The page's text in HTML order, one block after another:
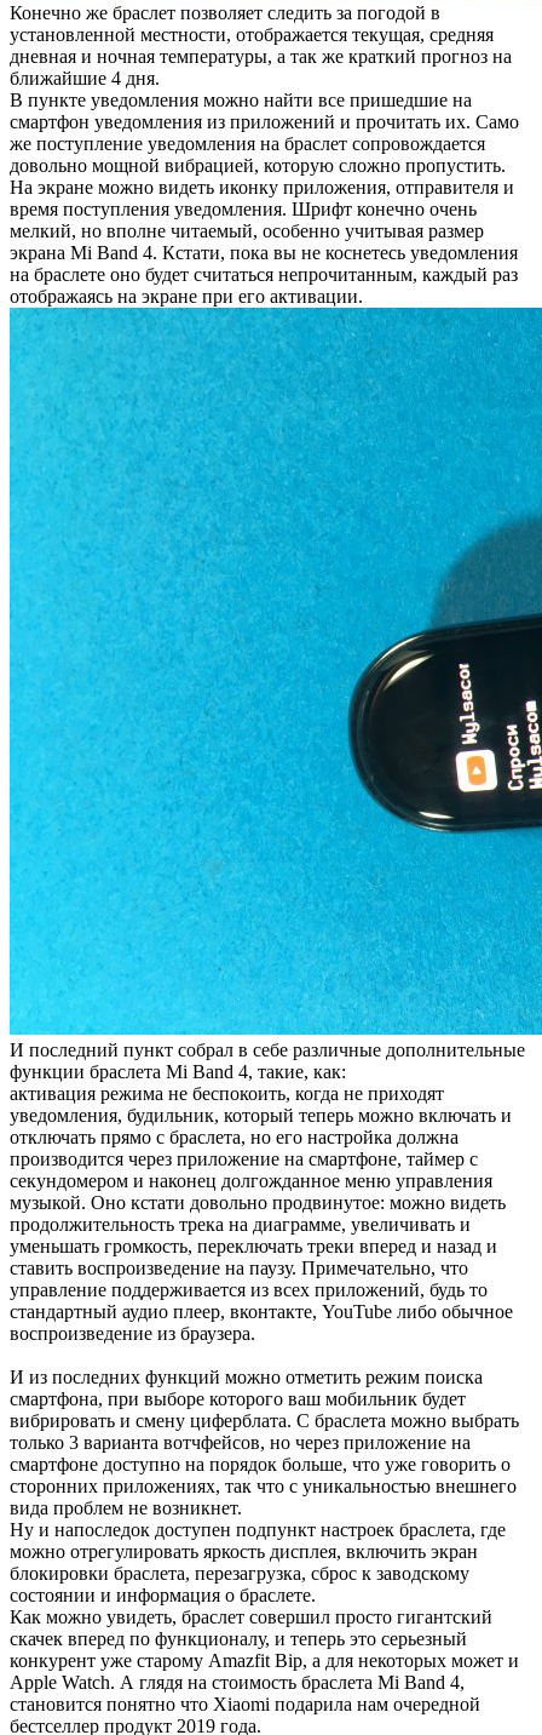
Конечно же браслет позволяет следить за погодой в
установленной местности, отображается текущая, средняя
дневная и ночная температуры, а так же краткий прогноз на
ближайшие 4 дня.
В пункте уведомления можно найти все пришедшие на
смартфон уведомления из приложений и прочитать их. Само
же поступление уведомления на браслет сопровождается
довольно мощной вибрацией, которую сложно пропустить.
На экране можно видеть иконку приложения, отправителя и
время поступления уведомления. Шрифт конечно очень
мелкий, но вполне читаемый, особенно учитывая размер
экрана Mi Band 4. Кстати, пока вы не коснетесь уведомления
на браслете оно будет считаться непрочитанным, каждый раз
отображаясь на экране при его активации.
И последний пункт собрал в себе различные дополнительные
функции браслета Mi Band 4, такие, как:
активация режима не беспокоить, когда не приходят
уведомления, будильник, который теперь можно включать и
отключать прямо с браслета, но его настройка должна
производится через приложение на смартфоне, таймер с
секундомером и наконец долгожданное меню управления
музыкой. Оно кстати довольно продвинутое: можно видеть
продолжительность трека на диаграмме, увеличивать и
уменьшать громкость, переключать треки вперед и назад и
ставить воспроизведение на паузу. Примечательно, что
управление поддерживается из всех приложений, будь то
стандартный аудио плеер, вконтакте, YouTube либо обычное
воспроизведение из браузера.
И из последних функций можно отметить режим поиска
смартфона, при выборе которого ваш мобильник будет
вибрировать и смену циферблата. С браслета можно выбрать
только 3 варианта вотчфейсов, но через приложение на
смартфоне доступно на порядок больше, что уже говорить о
сторонних приложениях, так что с уникальностью внешнего
вида проблем не возникнет.
Ну и напоследок доступен подпункт настроек браслета, где
можно отрегулировать яркость дисплея, включить экран
блокировки браслета, перезагрузка, сброс к заводскому
состоянии и информация о браслете.
Как можно увидеть, браслет совершил просто гигантский
скачек вперед по функционалу, и теперь это серьезный
конкурент уже старому Amazfit Bip, а для некоторых может и
Apple Watch. А глядя на стоимость браслета Mi Band 4,
становится понятно что Xiaomi подарила нам очередной
бестселлер продукт 2019 года.